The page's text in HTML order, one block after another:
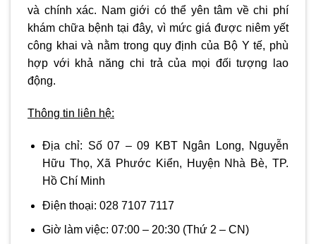
và chính xác. Nam giới có thể yên tâm về chi phí
khám chữa bệnh tại đây, vì mức giá được niêm yết
công khai và nằm trong quy định của Bộ Y tế, phù
hợp với khả năng chi trả của mọi đối tượng lao
động.
Thông tin liên hệ:
Địa chỉ: Số 07 – 09 KBT Ngân Long, Nguyễn
Hữu Thọ, Xã Phước Kiển, Huyện Nhà Bè, TP.
Hồ Chí Minh
Điện thoại: 028 7107 7117
Giờ làm việc: 07:00 – 20:30 (Thứ 2 – CN)